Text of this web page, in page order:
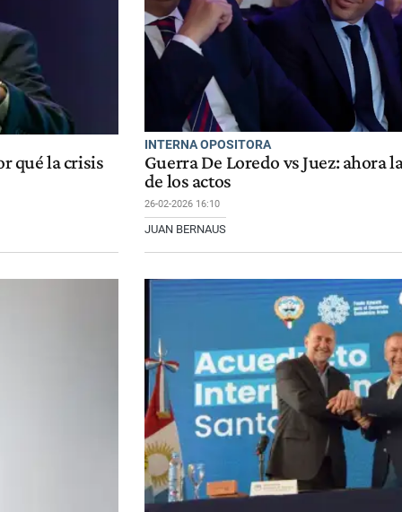
qué la crisis
INTERNA OPOSITORA
Guerra De Loredo vs Juez: ahora
de los actos
26-02-2026 16:10
JUAN BERNAUS